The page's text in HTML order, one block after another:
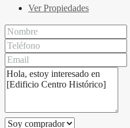
PROPIEDADES
Ver Propiedades